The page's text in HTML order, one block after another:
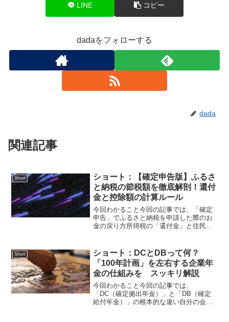
LINE コピー
dadaをフォローする
dada
関連記事
Short
ショート：【確定申告版】ふるさ
と納税の節税額を徹底解剖！還付
金と控除額の計算ルール
今回わかること今回の記事では、「確定
申告」でふるさと納税を申請した際のお
金の戻り方所得税の「還付金」と住民税
込むメリットがわかります。「ワンスト
ップ特例」は住民税が...
Short
ショート：DCとDBって何？
「100年計画」を左右する企業年
金の仕組みを スッキリ解説
今回わかること今回の記事では、
「DC（確定拠出年金）」と「DB（確定
給付年金）」の根本的な違い自分の会社